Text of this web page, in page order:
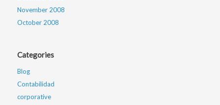
November 2008
October 2008
Categories
Blog
Contabilidad
corporative